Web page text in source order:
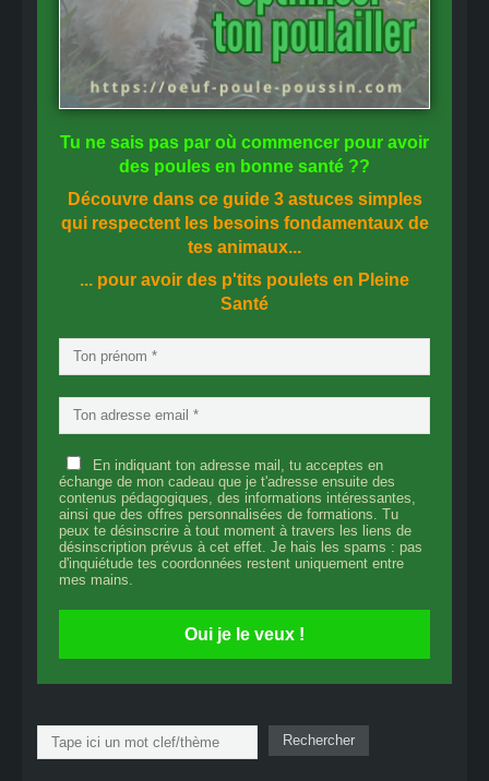
Tu ne sais pas par où commencer pour avoir
des poules en bonne santé ??
Découvre dans ce guide 3 astuces simples
qui respectent les besoins fondamentaux de
tes animaux...
... pour avoir des p'tits poulets en Pleine
Santé
En indiquant ton adresse mail, tu acceptes en
échange de mon cadeau que je t'adresse ensuite des
contenus pédagogiques, des informations intéressantes,
ainsi que des offres personnalisées de formations. Tu
peux te désinscrire à tout moment à travers les liens de
désinscription prévus à cet effet. Je hais les spams : pas
d'inquiétude tes coordonnées restent uniquement entre
mes mains.
Oui je le veux !
Rechercher Rechercher